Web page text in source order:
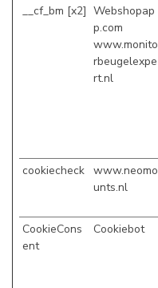
__cf_bm [x2] Webshopap
p.com
www.monito
rbeugelexpe
rt.nl
cookiecheck www.neomo
unts.nl
CookieCons
ent
Cookiebot